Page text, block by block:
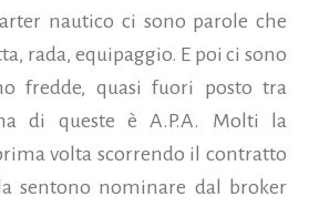
nautico ci sono parole che
rada, equipaggio. E poi ci sono
fredde, quasi fuori posto tra
di queste è A.P.A. Molti la
volta scorrendo il contratto
sentono nominare dal broker